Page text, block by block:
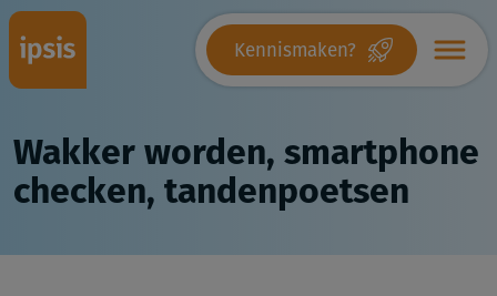
Kennismaken?
Wakker worden, smartphone
checken, tandenpoetsen